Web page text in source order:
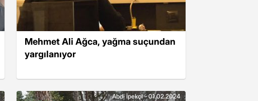
Mehmet Ali Ağca, yağma suçundan
yargılanıyor
Abdi İpekçi - 01.02.2024